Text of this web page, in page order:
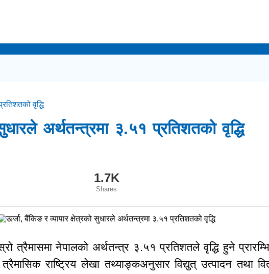
वृद्धि
अर्थतन्त्रमा ३.५१ प्रतिशतको वृद्धि
1.7K
Shares
त्रैमासमा नेपालको अर्थतन्त्र ३.५१ प्रतिशतले वृद्धि हुने
राष्ट्रिय लेखा तथ्याङ्कअनुसार विद्युत् उत्पादन तथा